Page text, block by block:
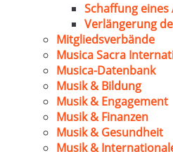
Schaffung
Verlängerung
Mitgliedsverbände
Musica Sacra
Musica-Datenbank
Musik & Bildung
Musik & Engagement
Musik & Finanzen
Musik & Gesundheit
Musik &